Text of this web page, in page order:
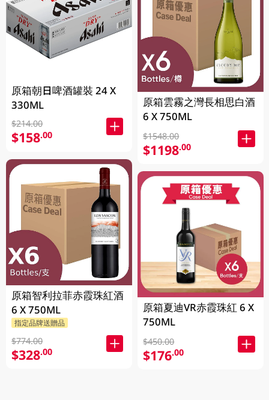
原箱朝日啤酒罐裝 24 X
330ML
$214.00
$158.00
原箱智利拉菲赤霞珠紅酒
6 X 750ML
指定品牌送贈品
$774.00
$328.00
原箱雲霧之灣長相思白酒
6 X 750ML
$1548.00
$1198.00
原箱夏迪VR赤霞珠紅 6 X
750ML
$450.00
$176.00